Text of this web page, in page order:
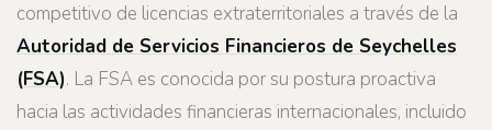
competitivo de licencias extraterritoriales a través de la
Autoridad de Servicios Financieros de Seychelles
(FSA). La FSA es conocida por su postura proactiva
hacia las actividades financieras internacionales, incluido